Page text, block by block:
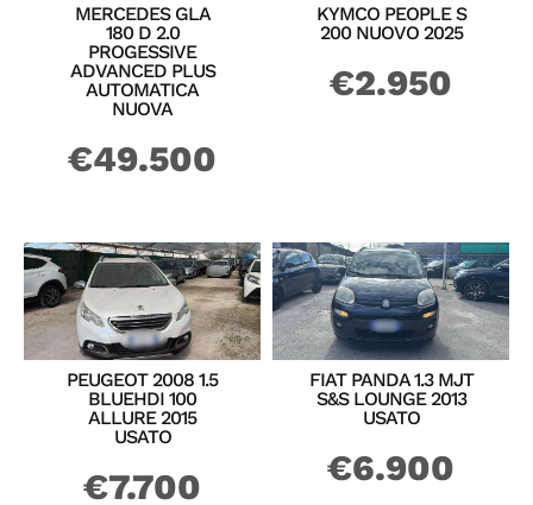
MERCEDES GLA
180 D 2.0
PROGESSIVE
ADVANCED PLUS
AUTOMATICA
NUOVA
€49.500
KYMCO PEOPLE S
200 NUOVO 2025
€2.950
PEUGEOT 2008 1.5
BLUEHDI 100
ALLURE 2015
USATO
€7.700
FIAT PANDA 1.3 MJT
S&S LOUNGE 2013
USATO
€6.900